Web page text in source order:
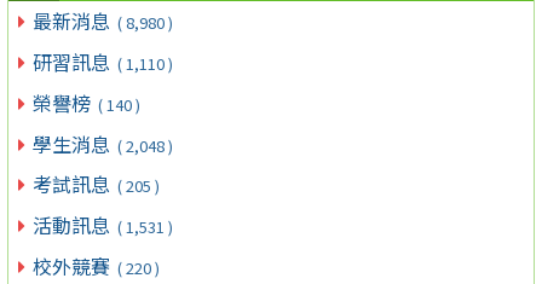
最新消息 ( 8,980 )
研習訊息 ( 1,110 )
榮譽榜 ( 140 )
學生消息 ( 2,048 )
考試訊息 ( 205 )
活動訊息 ( 1,531 )
校外競賽 ( 220 )